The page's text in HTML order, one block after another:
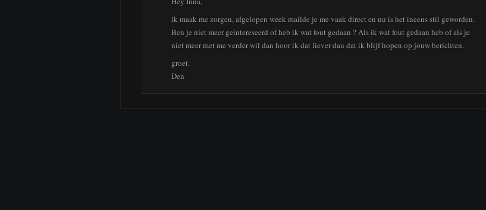
ik maak me zorgen, afgelopen week mailde je me vaak direct en nu is het ineens stil geworden.
Ben je niet meer geintereseerd of heb ik wat fout gedaan ? Als ik wat fout gedaan heb of als je
niet meer met me verder wil dan hoor ik dat liever dan dat ik blijf hopen op jouw berichten.
groet.
Den